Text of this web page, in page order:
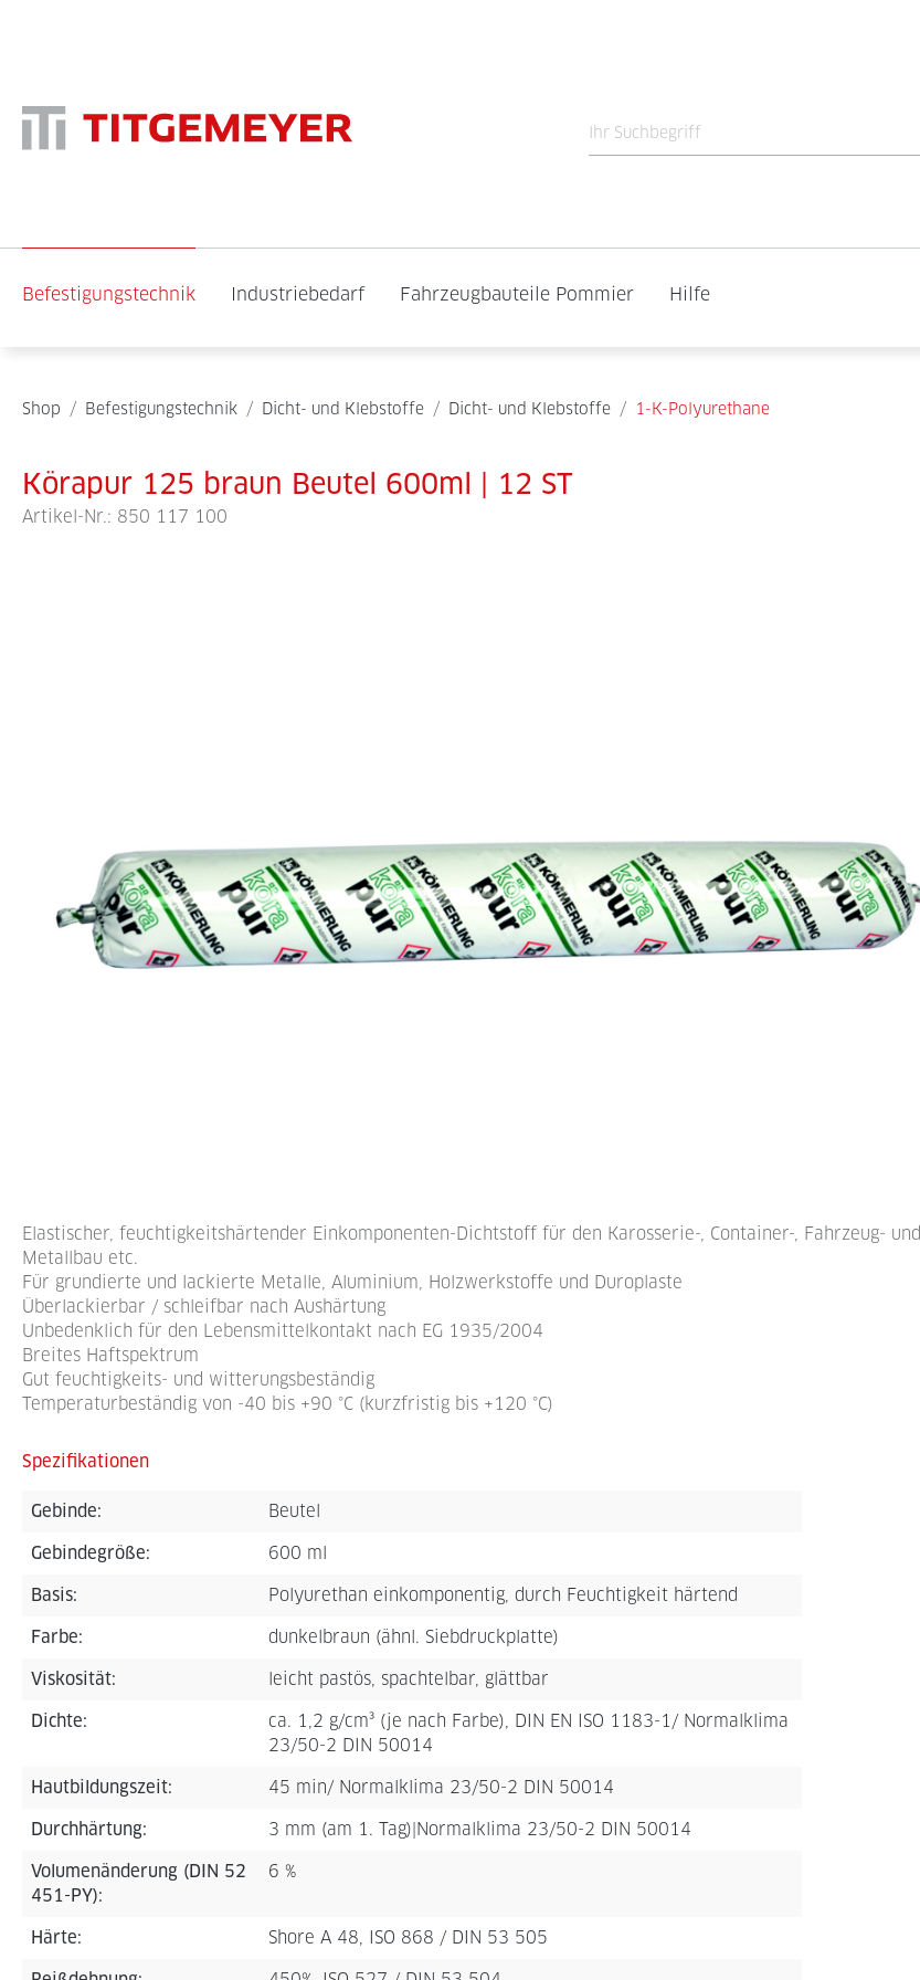
Befestigungstechnik Industriebedarf Fahrzeugbauteile Pommier Hilfe
Shop / Befestigungstechnik / Dicht- und Klebstoffe / Dicht- und Klebstoffe / 1-K-Polyurethane
Körapur 125 braun Beutel 600ml | 12 ST
Artikel-Nr.: 850 117 100
Elastischer, feuchtigkeitshärtender Einkomponenten-Dichtstoff für den Karosserie-, Container-, Fahrzeug- und
Metallbau etc.
Für grundierte und lackierte Metalle, Aluminium, Holzwerkstoffe und Duroplaste
Überlackierbar / schleifbar nach Aushärtung
Unbedenklich für den Lebensmittelkontakt nach EG 1935/2004
Breites Haftspektrum
Gut feuchtigkeits- und witterungsbeständig
Temperaturbeständig von -40 bis +90 °C (kurzfristig bis +120 °C)
Spezifikationen
Gebinde: Beutel
Gebindegröße: 600 ml
Basis: Polyurethan einkomponentig, durch Feuchtigkeit härtend
Farbe: dunkelbraun (ähnl. Siebdruckplatte)
Viskosität: leicht pastös, spachtelbar, glättbar
Dichte:
ca. 1,2 g/cm³ (je nach Farbe), DIN EN ISO 1183-1/ Normalklima
23/50-2 DIN 50014
Hautbildungszeit: 45 min/ Normalklima 23/50-2 DIN 50014
Durchhärtung: 3 mm (am 1. Tag)|Normalklima 23/50-2 DIN 50014
Volumenänderung (DIN 52
451-PY):
6 %
Härte: Shore A 48, ISO 868 / DIN 53 505